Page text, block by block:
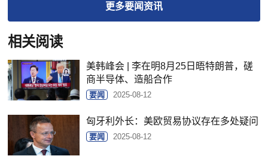
更多要闻资讯
相关阅读
美韩峰会 | 李在明8月25日晤特朗普，磋
商半导体、造船合作
要闻 2025-08-12
匈牙利外长：美欧贸易协议存在多处疑问
要闻 2025-08-12